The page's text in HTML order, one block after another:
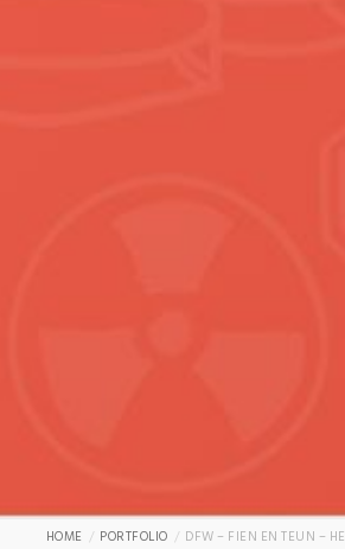
HOME PORTFOLIO DFW – FIEN EN TEUN –